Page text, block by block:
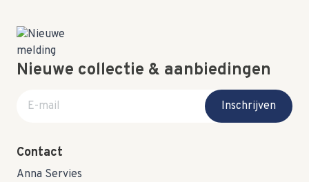
Nieuwe collectie & aanbiedingen
E-mail adres
Inschrijven
Contact
Anna Servies